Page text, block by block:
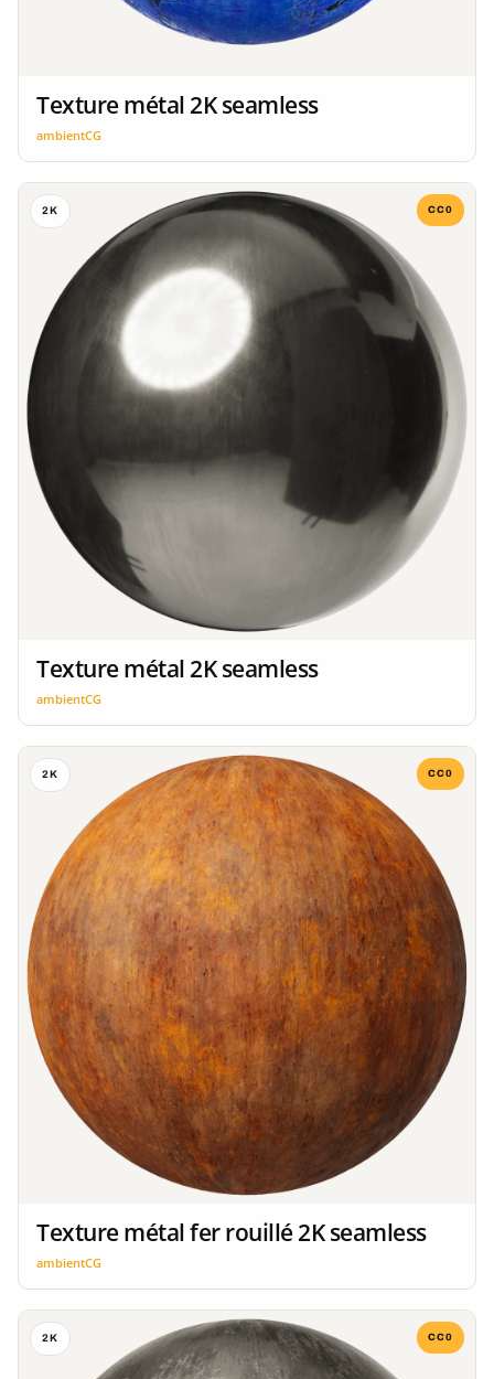
Texture métal 2K seamless
ambientCG
2K CC0
Texture métal 2K seamless
ambientCG
2K CC0
Texture métal fer rouillé 2K seamless
ambientCG
2K CC0